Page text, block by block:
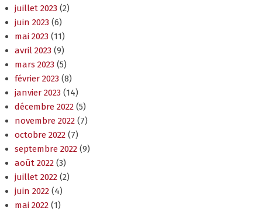
juillet 2023 (2)
juin 2023 (6)
mai 2023 (11)
avril 2023 (9)
mars 2023 (5)
février 2023 (8)
janvier 2023 (14)
décembre 2022 (5)
novembre 2022 (7)
octobre 2022 (7)
septembre 2022 (9)
août 2022 (3)
juillet 2022 (2)
juin 2022 (4)
mai 2022 (1)